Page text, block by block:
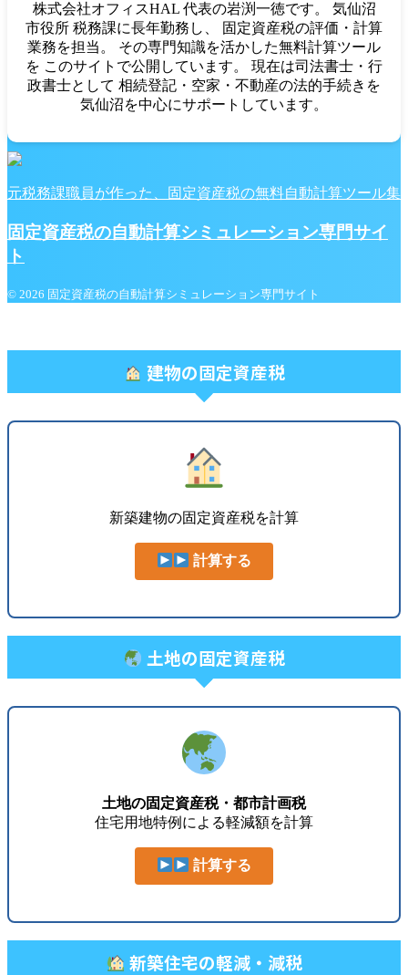
株式会社オフィスHAL 代表の岩渕一徳です。 気仙沼
市役所 税務課に長年勤務し、 固定資産税の評価・計算
業務を担当。 その専門知識を活かした無料計算ツール
を このサイトで公開しています。 現在は司法書士・行
政書士として 相続登記・空家・不動産の法的手続きを
気仙沼を中心にサポートしています。
元税務課職員が作った、固定資産税の無料自動計算ツール集
固定資産税の自動計算シミュレーション専門サイ
ト
© 2026 固定資産税の自動計算シミュレーション専門サイト
建物の固定資産税
新築建物の固定資産税を計算
計算する
土地の固定資産税
土地の固定資産税・都市計画税
住宅用地特例による軽減額を計算
計算する
新築住宅の軽減・減税